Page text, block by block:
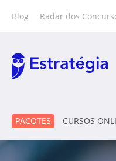
Blog Radar dos
PACOTES CURSOS